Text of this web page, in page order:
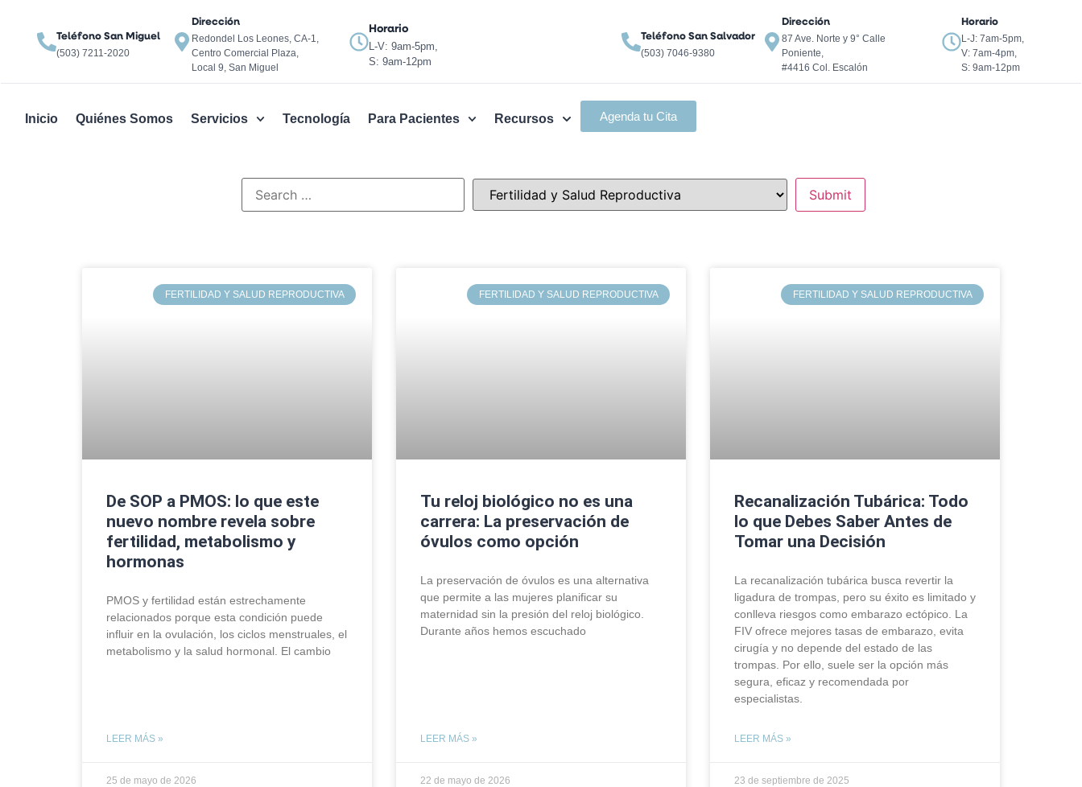
Teléfono San Miguel
(503) 7211-2020
Dirección
Redondel Los Leones, CA-1,
Centro Comercial Plaza,
Local 9, San Miguel
Horario
L-V: 9am-5pm,
S: 9am-12pm
Teléfono San Salvador
(503) 7046-9380
Dirección
87 Ave. Norte y 9° Calle
Poniente,
#4416 Col. Escalón
Horario
L-J: 7am-5pm,
V: 7am-4pm,
S: 9am-12pm
Inicio Quiénes Somos Servicios Tecnología Para Pacientes Recursos Agenda tu Cita
FERTILIDAD Y SALUD REPRODUCTIVA
De SOP a PMOS: lo que este
nuevo nombre revela sobre
fertilidad, metabolismo y
hormonas
PMOS y fertilidad están estrechamente
relacionados porque esta condición puede
influir en la ovulación, los ciclos menstruales, el
metabolismo y la salud hormonal. El cambio
LEER MÁS »
25 de mayo de 2026
FERTILIDAD Y SALUD REPRODUCTIVA
Tu reloj biológico no es una
carrera: La preservación de
óvulos como opción
La preservación de óvulos es una alternativa
que permite a las mujeres planificar su
maternidad sin la presión del reloj biológico.
Durante años hemos escuchado
LEER MÁS »
22 de mayo de 2026
FERTILIDAD Y SALUD REPRODUCTIVA
Recanalización Tubárica: Todo
lo que Debes Saber Antes de
Tomar una Decisión
La recanalización tubárica busca revertir la
ligadura de trompas, pero su éxito es limitado y
conlleva riesgos como embarazo ectópico. La
FIV ofrece mejores tasas de embarazo, evita
cirugía y no depende del estado de las
trompas. Por ello, suele ser la opción más
segura, eficaz y recomendada por
especialistas.
LEER MÁS »
23 de septiembre de 2025